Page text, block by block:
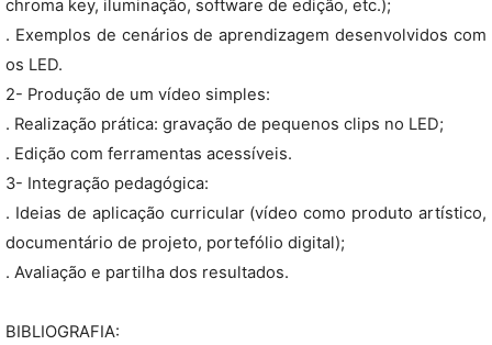
chroma key, iluminação, software de edição, etc.);
. Exemplos de cenários de aprendizagem desenvolvidos com
os LED.
2- Produção de um vídeo simples:
. Realização prática: gravação de pequenos clips no LED;
. Edição com ferramentas acessíveis.
3- Integração pedagógica:
. Ideias de aplicação curricular (vídeo como produto artístico,
documentário de projeto, portefólio digital);
. Avaliação e partilha dos resultados.
BIBLIOGRAFIA: